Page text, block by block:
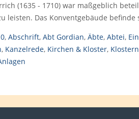
(1635 - 1710) war maßgeblich
leisten. Das Konventgebäude
, Abschrift, Abt Gordian, Äbte, Abtei,
, Kanzelrede, Kirchen & Kloster,